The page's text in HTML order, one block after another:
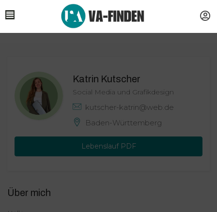
Katrin Kutscher
Social Media und Grafikdesign
kutscher-katrin@web.de
Baden-Württemberg
Lebenslauf PDF
Über mich